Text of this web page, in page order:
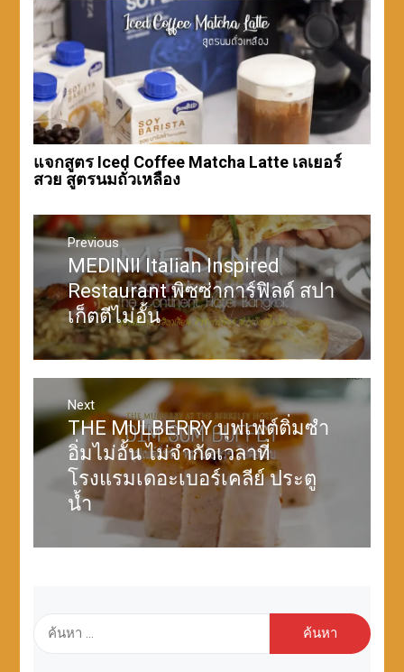
แจกสูตร Iced Coffee Matcha Latte เลเยอร์
สวย สูตรนมถั่วเหลือง
แนะแนว
เรื่องPrevious
Previous
post:
MEDINII Italian Inspired
Restaurant พิซซ่าการ์ฟิลด์ สปา
เก็ตตีไม่อั้น
Next
Next
post:
THE MULBERRY บุฟเฟ่ต์ติ่มซำ
อิ่มไม่อั้น ไม่จำกัดเวลาที่
โรงแรมเดอะเบอร์เคลีย์ ประตู
น้ำ
ค้นหา